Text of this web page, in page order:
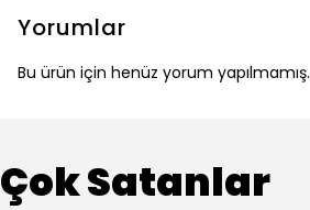
Yorumlar
Bu ürün için henüz yorum yapılmamış.
Çok Satanlar